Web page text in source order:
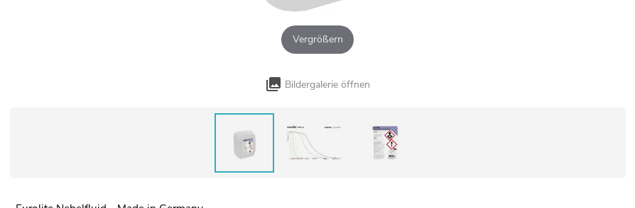
Vergrößern
Bildergalerie öffnen